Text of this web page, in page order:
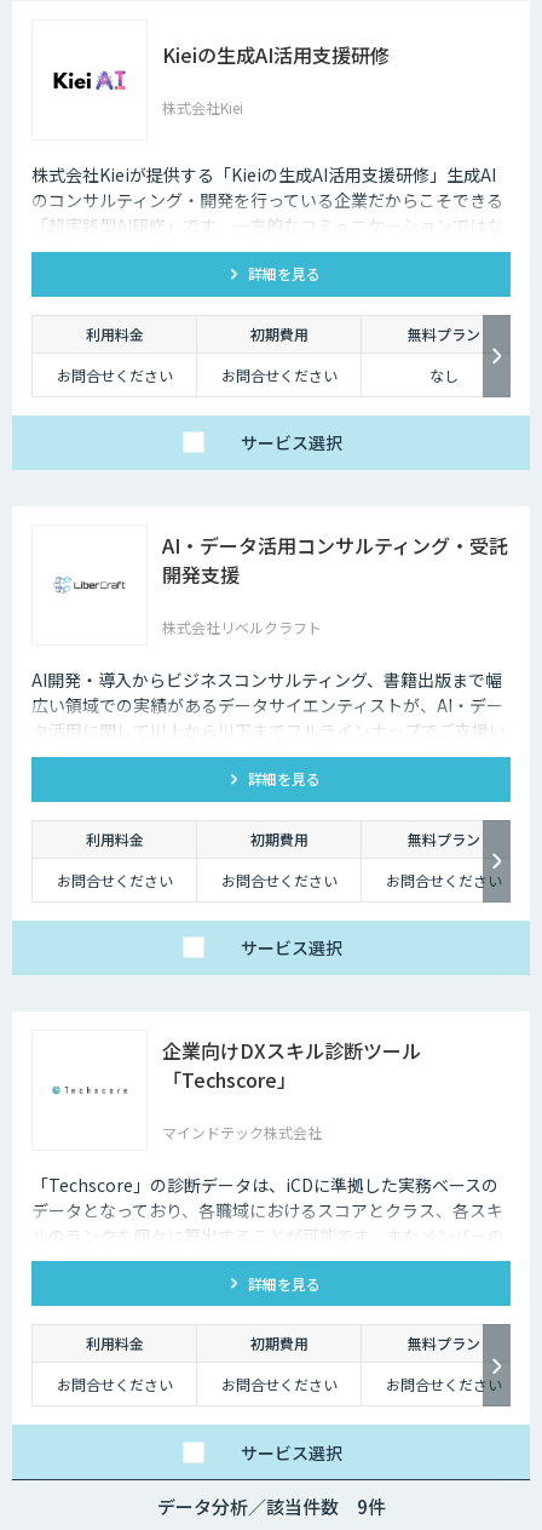
Kieiの生成AI活用支援研修
株式会社Kiei
株式会社Kieiが提供する「Kieiの生成AI活用支援研修」生成AI
のコンサルティング・開発を行っている企業だからこそできる
「超実践型AI研修」です。一方的なコミュニケーションではな
く、ディスカッションを重視しております。
詳細を見る
利用料金 初期費用
無料プラン
お問合せください
お問合せください なし
サービス選択
AI・データ活用コンサルティング・受託
開発支援
株式会社リベルクラフト
AI開発・導入からビジネスコンサルティング、書籍出版まで幅
広い領域での実績があるデータサイエンティストが、AI・デー
タ活用に関して川上から川下までフルラインナップでご支援い
たします。
詳細を見る
利用料金 初期費用
無料プラン
お問合せください
お問合せください お問合せください
サービス選択
企業向けDXスキル診断ツール
「Techscore」
マインドテック株式会社
「Techscore」の診断データは、iCDに準拠した実務ベースの
データとなっており、各職域におけるスコアとクラス、各スキ
ルのランクを個々に算出することが可能です。またメンバーの
スキル状態を確認することで必要な学習の選定やPJメンバーの
選定にもご活用いただけます。詳細を見る
利用料金 初期費用
無料プラン
お問合せください
お問合せください お問合せください
サービス選択
データ分析／該当件数 9件